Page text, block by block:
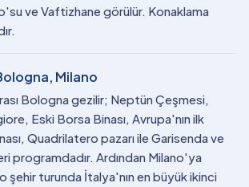
ve Vaftizhane görülür. Konaklama
Milano
Bologna gezilir; Neptün Çeşmesi,
Eski Borsa Binası, Avrupa'nın ilk
Quadrilatero pazarı ile Garisenda ve
programdadır. Ardından Milano'ya
şehir turunda İtalya'nın en büyük ikinci